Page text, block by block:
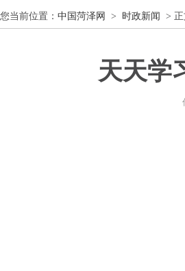
您当前位置： 中国菏泽网 > 时政新闻 > 正
天天学